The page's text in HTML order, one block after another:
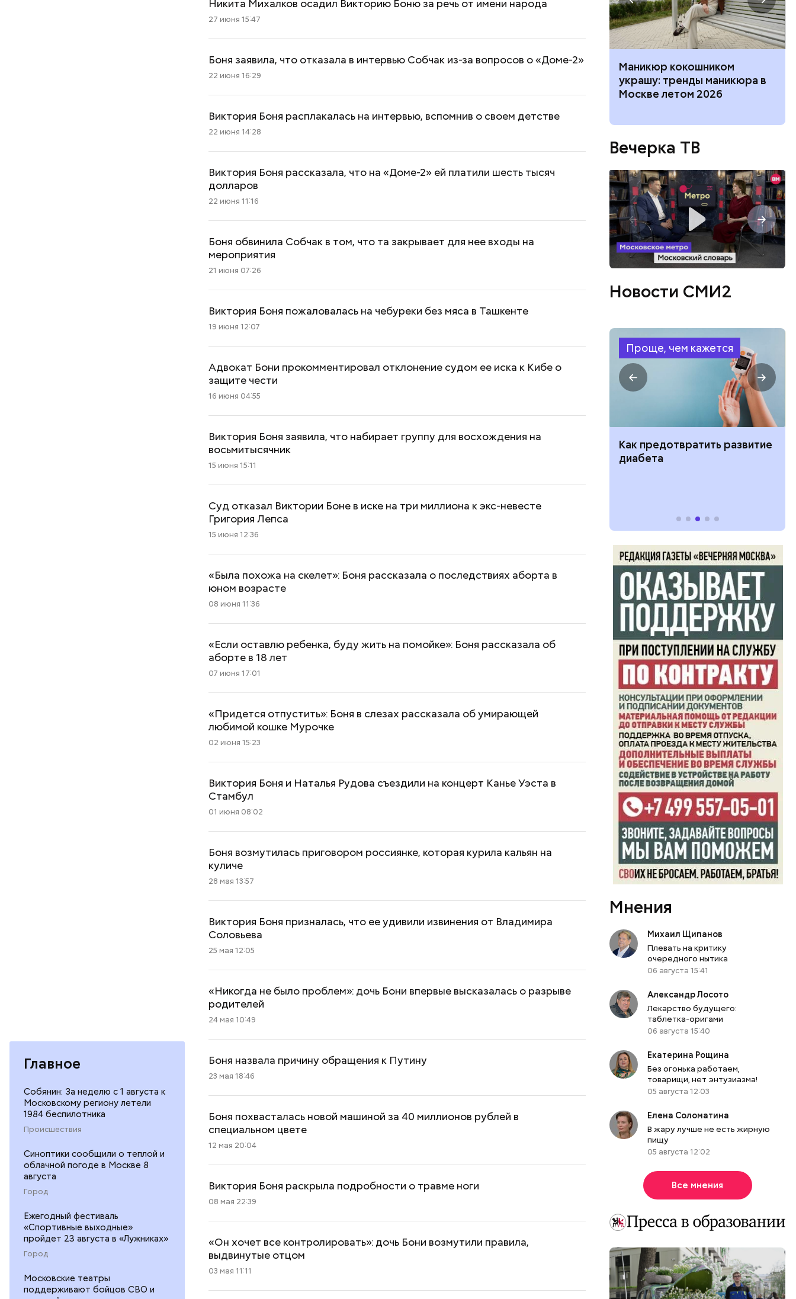
Главное
Собянин: За неделю с 1 августа к
Московскому региону летели
1984 беспилотника
Происшествия
Синоптики сообщили о теплой и
облачной погоде в Москве 8
августа
Город
Ежегодный фестиваль
«Спортивные выходные»
пройдет 23 августа в «Лужниках»
Город
Московские театры
поддерживают бойцов СВО и
Никита Михалков осадил Викторию Боню за речь от имени народа
27 июня 15:47
Боня заявила, что отказала в интервью Собчак из-за вопросов о «Доме-2»
22 июня 16:29
Виктория Боня расплакалась на интервью, вспомнив о своем детстве
22 июня 14:28
Виктория Боня рассказала, что на «Доме-2» ей платили шесть тысяч
долларов
22 июня 11:16
Боня обвинила Собчак в том, что та закрывает для нее входы на
мероприятия
21 июня 07:26
Виктория Боня пожаловалась на чебуреки без мяса в Ташкенте
19 июня 12:07
Адвокат Бони прокомментировал отклонение судом ее иска к Кибе о
защите чести
16 июня 04:55
Виктория Боня заявила, что набирает группу для восхождения на
восьмитысячник
15 июня 15:11
Суд отказал Виктории Боне в иске на три миллиона к экс-невесте
Григория Лепса
15 июня 12:36
«Была похожа на скелет»: Боня рассказала о последствиях аборта в
юном возрасте
08 июня 11:36
«Если оставлю ребенка, буду жить на помойке»: Боня рассказала об
аборте в 18 лет
07 июня 17:01
«Придется отпустить»: Боня в слезах рассказала об умирающей
любимой кошке Мурочке
02 июня 15:23
Виктория Боня и Наталья Рудова съездили на концерт Канье Уэста в
Стамбул
01 июня 08:02
Боня возмутилась приговором россиянке, которая курила кальян на
куличе
28 мая 13:57
Виктория Боня призналась, что ее удивили извинения от Владимира
Соловьева
25 мая 12:05
«Никогда не было проблем»: дочь Бони впервые высказалась о разрыве
родителей
24 мая 10:49
Боня назвала причину обращения к Путину
23 мая 18:46
Боня похвасталась новой машиной за 40 миллионов рублей в
специальном цвете
12 мая 20:04
Виктория Боня раскрыла подробности о травме ноги
08 мая 22:39
«Он хочет все контролировать»: дочь Бони возмутили правила,
выдвинутые отцом
03 мая 11:11
Похудеть поможет горчица:
чем полезно это растение и
продукты, которые из него
На какие «кошачьи» типажи
Приседания, планка, выпады:
упражнений для разминки
Маникюр кокошником
украшу: тренды маникюра в
Москве летом 2026
Вечерка ТВ
Новости СМИ2
Проще, чем кажется
Как поменять батареи дома и
Как получить до 100 тысяч
претендовать и какие нужны
документы
Как узнать, снесут ли дом по
Как предотвратить развитие
диабета
Мнения
Михаил Щипанов
Плевать на критику
очередного нытика
06 августа 15:41
Александр Лосото
Лекарство будущего:
таблетка-оригами
06 августа 15:40
Екатерина Рощина
Без огонька работаем,
товарищи, нет энтузиазма!
05 августа 12:03
Елена Соломатина
В жару лучше не есть жирную
пищу
05 августа 12:02
Все мнения